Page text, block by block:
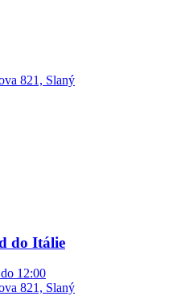
821, Slaný
do Itálie
12:00
821, Slaný